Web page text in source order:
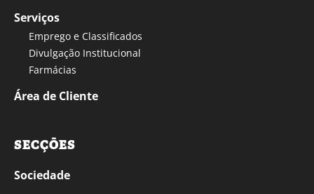
Serviços
Emprego e Classificados
Divulgação Institucional
Farmácias
Área de Cliente
SECÇÕES
Sociedade